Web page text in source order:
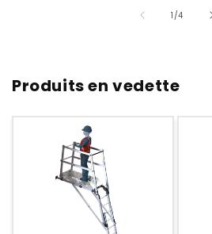
1 /de
4
Produits en vedette